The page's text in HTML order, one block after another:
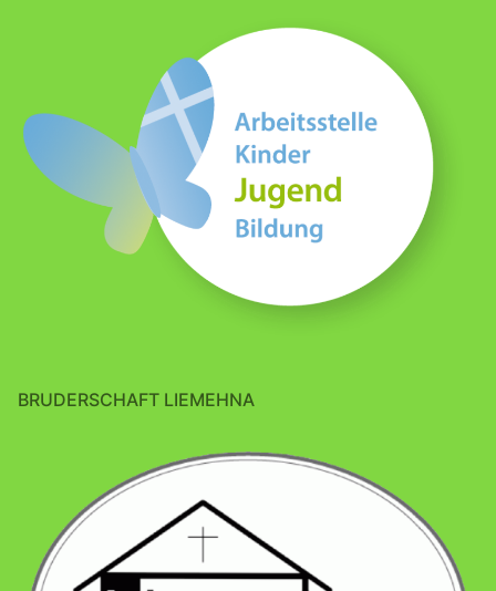
BRUDERSCHAFT LIEMEHNA